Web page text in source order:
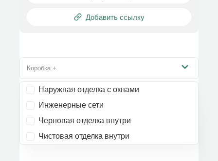
Добавить ссылку
Коробка +
Наружная отделка с окнами
Инженерные сети
Черновая отделка внутри
Чистовая отделка внутри